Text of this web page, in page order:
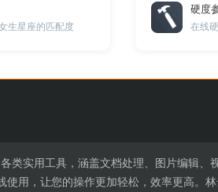
生星座的匹配度
硬度
在线
类实用工具，涵盖文档处理、图片编辑、
用，让您的操作更加轻松，效率更高。